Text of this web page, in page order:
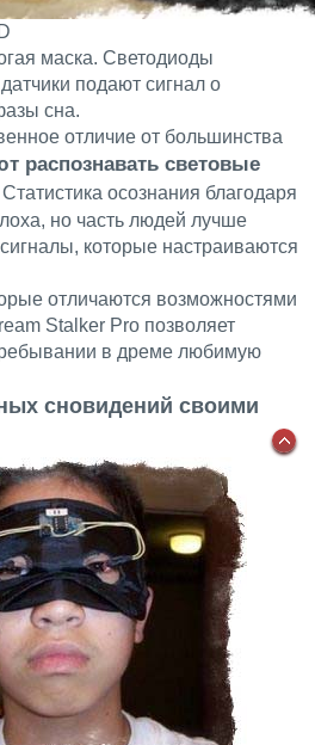
маска. Светодиоды
подают сигнал о
сна.
отличие от большинства
распознавать световые
Статистика осознания благодаря
но часть людей лучше
которые настраиваются
отличаются возможностями
Stalker Pro позволяет
в дреме любимую
сновидений своими